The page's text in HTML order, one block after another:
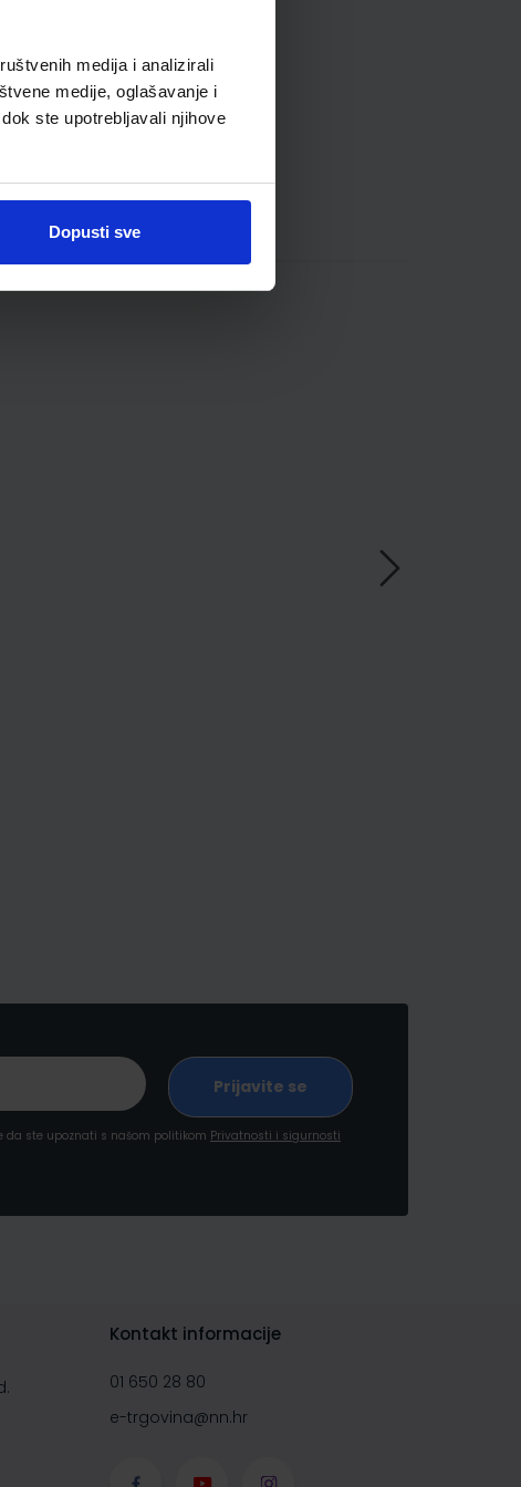
medija i analizirali
medije, oglašavanje i
ste upotrebljavali njihove
Dopusti sve
da ste upoznati s našom politikom Privatnosti i sigurnosti
Kontakt informacije
01 650 28 80
e-trgovina@nn.hr